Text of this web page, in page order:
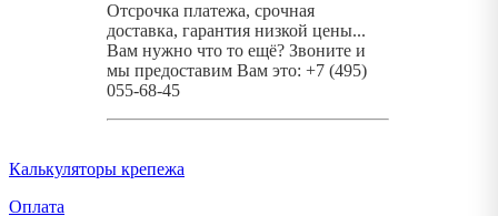
Отсрочка платежа, срочная
доставка, гарантия низкой цены...
Вам нужно что то ещё? Звоните и
мы предоставим Вам это: +7 (495)
055-68-45
Калькуляторы крепежа
Оплата